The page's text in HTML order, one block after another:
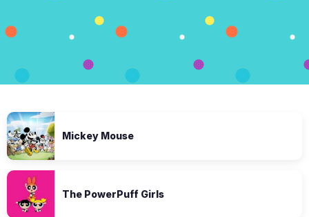
Mickey Mouse
The PowerPuff Girls